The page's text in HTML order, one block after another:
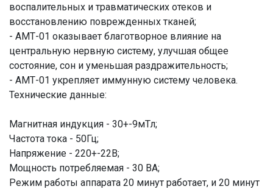
воспалительных и травматических отеков и
восстановлению поврежденных тканей;
- АМТ-01 оказывает благотворное влияние на
центральную нервную систему, улучшая общее
состояние, сон и уменьшая раздражительность;
- АМТ-01 укрепляет иммунную систему человека.
Технические данные:
Магнитная индукция - 30+-9мТл;
Частота тока - 50Гц;
Напряжение - 220+-22В;
Мощность потребляемая - 30 ВА;
Режим работы аппарата 20 минут работает, и 20 минут